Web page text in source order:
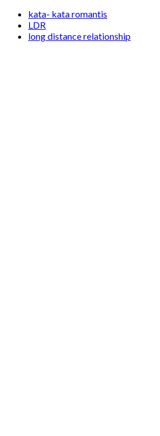
kata- kata romantis
LDR
long distance relationship